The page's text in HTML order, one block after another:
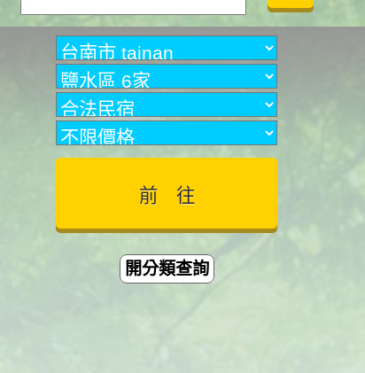
開分類查詢